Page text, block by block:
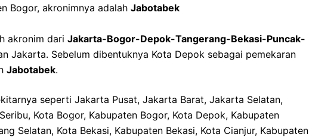
Bogor, akronimnya adalah Jabotabek
akronim dari Jakarta-Bogor-Depok-Tangerang-Bekasi-Puncak-
Jakarta. Sebelum dibentuknya Kota Depok sebagai pemekaran
Jabotabek.
seperti Jakarta Pusat, Jakarta Barat, Jakarta Selatan,
Kota Bogor, Kabupaten Bogor, Kota Depok, Kabupaten
Selatan, Kota Bekasi, Kabupaten Bekasi, Kota Cianjur, Kabupaten